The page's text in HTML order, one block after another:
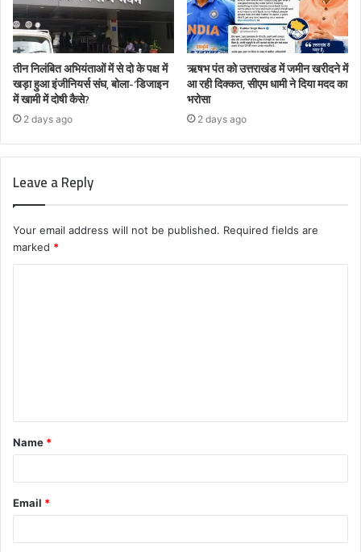
तीन निलंबित अभियंताओं में से दो के पक्ष में
खड़ा हुआ इंजीनियर्स संघ, बोला-‘डिजाइन
में खामी में दोषी कैसे?
2 days ago
ऋषभ पंत को उत्तराखंड में जमीन खरीदने में
आ रही दिक्कत, सीएम धामी ने दिया मदद का
भरोसा
2 days ago
Leave a Reply
Your email address will not be published. Required fields are
marked *
t
*
Name *
Email *